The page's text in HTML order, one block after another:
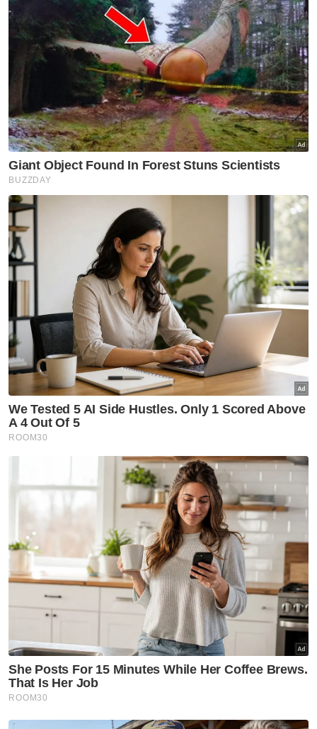
Mengakui kehidupan dilalui ada kalanya
dirasakan sukar, namun ibu muda ini reda,
malah tumpuannya adalah untuk rawatan
Aqil.
Dalam masa masa, Noor Athirah turut
bersyukur kerana memperoleh bantuan
bulanan RM600 daripada Jabatan Kebajikan
Masyarakat (JKM) dan sedikit sebanyak
dapat meringankan beban mereka
sekeluarga.
Noor Athirah memberitahu, beliau kini
menumpang kasih dengan datuk dan nenek
sejak ibunya meninggal dunia tiga tahun lalu
akibat Covid-19 manakala ayahnya pula
meninggal dunia ketika masih berada di
Tingkatan Lima.
"Saya juga ambil upah buat kuih dan sesiapa
yang berminat boleh hubungi saya di talian
018-9553236," katanya.
Ikuti Channel rasmi Sinar Harian di WhatsApp
supaya anda tidak terlepas berita-berita
terkini daripada kami. Jom!Klik di sini!
Muat turun aplikasi Sinar Harian.Klik di sini!
Telan Ubat
Kanak Kanak